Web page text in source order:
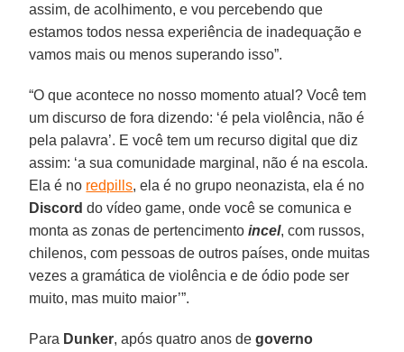
assim, de acolhimento, e vou percebendo que
estamos todos nessa experiência de inadequação e
vamos mais ou menos superando isso”.
“O que acontece no nosso momento atual? Você tem
um discurso de fora dizendo: ‘é pela violência, não é
pela palavra’. E você tem um recurso digital que diz
assim: ‘a sua comunidade marginal, não é na escola.
Ela é no redpills, ela é no grupo neonazista, ela é no
Discord do vídeo game, onde você se comunica e
monta as zonas de pertencimentoincel, com russos,
chilenos, com pessoas de outros países, onde muitas
vezes a gramática de violência e de ódio pode ser
muito, mas muito maior’”.
Para Dunker, após quatro anos degoverno